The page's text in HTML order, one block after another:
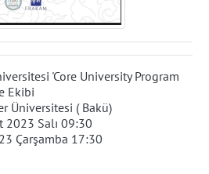
'Core University Program
Ekibi
Üniversitesi ( Bakü)
2023 Salı 09:30
Çarşamba 17:30